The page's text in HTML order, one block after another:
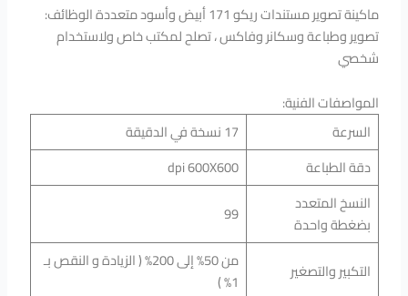
ماكينة تصوير مستندات ريكو 171 أبيض وأسود متعددة الوظائف:
تصوير وطباعة وسكانر وفاكس ، تصلح لمكتب خاص ولاستخدام
شخصي
المواصفات الفنية:
السرعة
17 نسخة في الدقيقة
دقة الطباعة
dpi 600X600
النسخ المتعدد
بضغطة واحدة
99
التكبير والتصغير
من 50% إلى 200% ( الزيادة و النقص بـ
1% )